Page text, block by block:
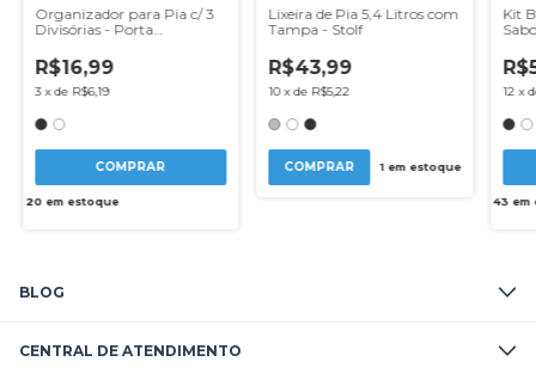
Organizador para Pia c/ 3
Divisórias - Porta
R$16,99
3 xde R$6,19
COMPRAR
20 em estoque
Lixeira de Pia 5,4 Litros com
Tampa - Stolf
R$43,99
10 xde R$5,22
COMPRAR 1 em estoque
Kit
12 x
43 em
BLOG
CENTRAL DE ATENDIMENTO